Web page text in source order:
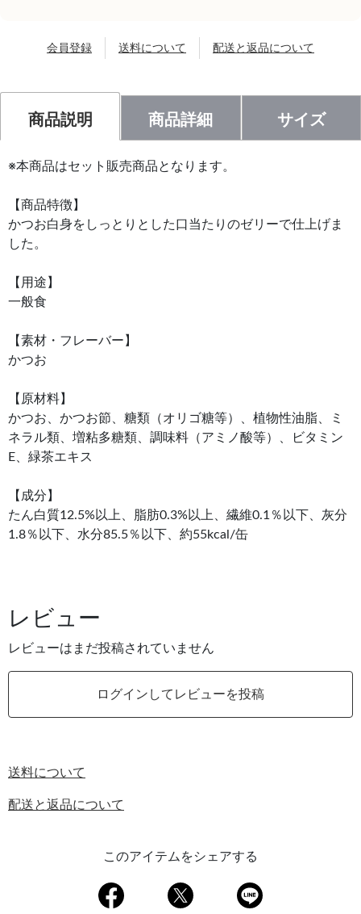
会員登録 送料について 配送と返品について
商品説明 商品詳細 サイズ
※本商品はセット販売商品となります。
【商品特徴】
かつお白身をしっとりとした口当たりのゼリーで仕上げま
した。
【用途】
一般食
【素材・フレーバー】
かつお
【原材料】
かつお、かつお節、糖類（オリゴ糖等）、植物性油脂、ミ
ネラル類、増粘多糖類、調味料（アミノ酸等）、ビタミン
E、緑茶エキス
【成分】
たん白質12.5%以上、脂肪0.3%以上、繊維0.1％以下、灰分
1.8％以下、水分85.5％以下、約55kcal/缶
レビュー
レビューはまだ投稿されていません
ログインしてレビューを投稿
送料について
配送と返品について
このアイテムをシェアする